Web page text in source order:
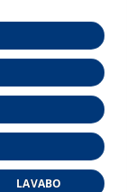
LAVABO